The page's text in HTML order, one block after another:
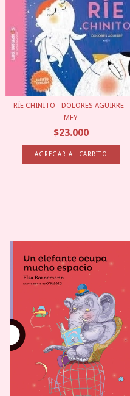
RÍE CHINITO - DOLORES AGUIRRE -
MEY
$23.000